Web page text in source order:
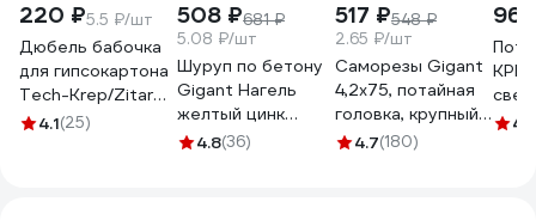
220 ₽5.5 ₽/шт
Дюбель бабочка
для гипсокартона
Tech-Krep/Zitar
10х50 с
4.1(25)
508 ₽681 ₽
5.08 ₽/шт
Шуруп по бетону
Gigant Нагель
желтый цинк
7,5x72 100 шт
4.8(36)
517 ₽548 ₽
2.65 ₽/шт
Саморезы Gigant
4,2x75, потайная
головка, крупный
шаг,4.7(180)
4.8